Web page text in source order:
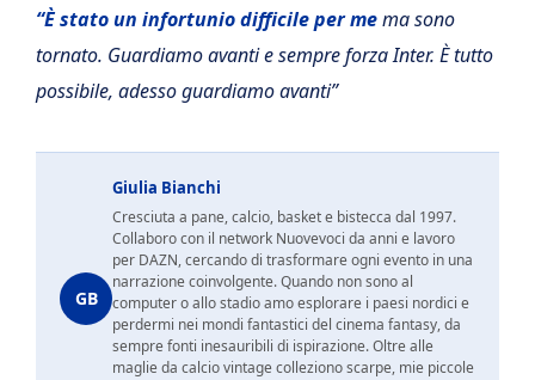
“È stato un infortunio difficile per mema sono
tornato. Guardiamo avanti e sempre forza Inter. È tutto
possibile, adesso guardiamo avanti”
GB
Giulia Bianchi
Cresciuta a pane, calcio, basket e bistecca dal 1997.
Collaboro con il network Nuovevoci da anni e lavoro
per DAZN, cercando di trasformare ogni evento in una
narrazione coinvolgente. Quando non sono al
computer o allo stadio amo esplorare i paesi nordici e
perdermi nei mondi fantastici del cinema fantasy, da
sempre fonti inesauribili di ispirazione. Oltre alle
maglie da calcio vintage colleziono scarpe, mie piccole